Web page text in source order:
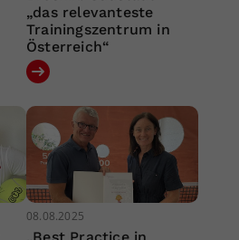
„das relevanteste
Trainingszentrum in
Österreich“
08.08.2025